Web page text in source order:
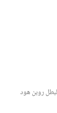
روبن هود